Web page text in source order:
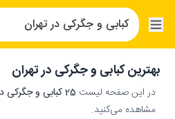
بهترین کبابی و جگرکی در تهران
در این صفحه لیست 25 کبابی و جگرکی در تهران
مشاهده می‌کنید.